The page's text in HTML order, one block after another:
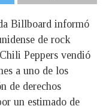
Billboard informó
de rock
Peppers vendió
a uno de los
de derechos
un estimado de